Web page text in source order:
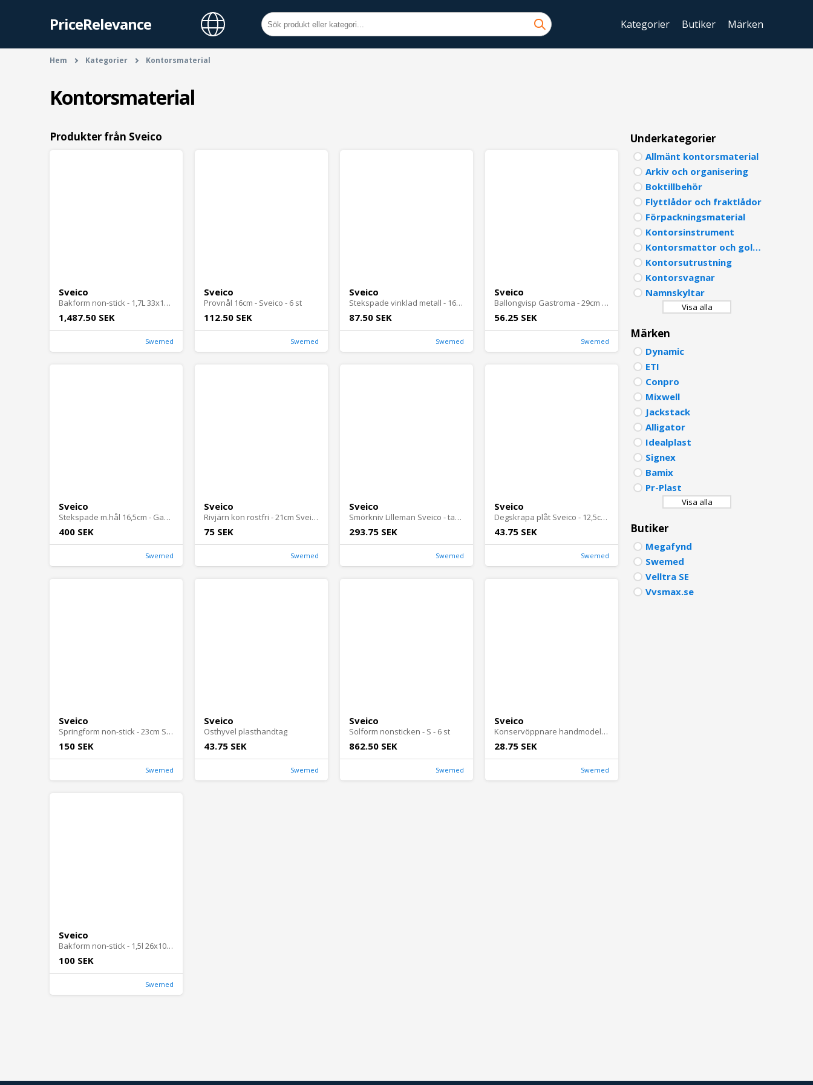
PriceRelevance Kategorier Butiker Märken
Hem Kategorier Kontorsmaterial
Kontorsmaterial
Produkter från Sveico
Sveico
Bakform non-stick - 1,7L 33x13x6,5cm Sveico - 12 st
1,487.50 SEK
Swemed
Sveico
Provnål 16cm - Sveico - 6 st
112.50 SEK
Swemed
Sveico
Stekspade vinklad metall - 16,5cm plasthandtag
87.50 SEK
Swemed
Sveico
Ballongvisp Gastroma - 29cm silikon
56.25 SEK
Swemed
Sveico
Stekspade m.hål 16,5cm - Gastromax - 10 st
400 SEK
Swemed
Sveico
Rivjärn kon rostfri - 21cm Sveico
75 SEK
Swemed
Sveico
Smörkniv Lilleman Sveico - tandad plast - 6 st
293.75 SEK
Swemed
Sveico
Degskrapa plåt Sveico - 12,5cm svart plasthandtag
43.75 SEK
Swemed
Sveico
Springform non-stick - 23cm Sveico
150 SEK
Swemed
Sveico
Osthyvel plasthandtag
43.75 SEK
Swemed
Sveico
Solform nonsticken - S - 6 st
862.50 SEK
Swemed
Sveico
Konservöppnare handmodell - 15cm Sveico
28.75 SEK
Swemed
Sveico
Bakform non-stick - 1,5l 26x10x6,5 cm
100 SEK
Swemed
Underkategorier
Allmänt kontorsmaterial
Arkiv och organisering
Boktillbehör
Flyttlådor och fraktlådor
Förpackningsmaterial
Kontorsinstrument
Kontorsmattor och golvskydd
Kontorsutrustning
Kontorsvagnar
Namnskyltar
Visa alla
Märken
Dynamic
ETI
Conpro
Mixwell
Jackstack
Alligator
Idealplast
Signex
Bamix
Pr-Plast
Visa alla
Butiker
Megafynd
Swemed
Velltra SE
Vvsmax.se